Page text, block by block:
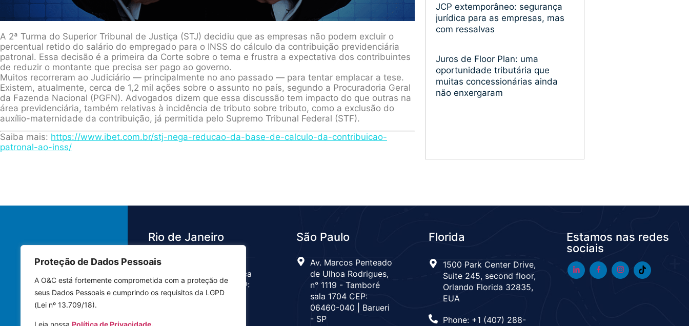
Proteção de Dados Pessoais
A O&C está fortemente comprometida com a proteção de
seus Dados Pessoais e cumprindo os requisitos da LGPD
(Lei nº 13.709/18).
Leia nossa Política de Privacidade.
A 2ª Turma do Superior Tribunal de Justiça (STJ) decidiu que as empresas não podem excluir o
percentual retido do salário do empregado para o INSS do cálculo da contribuição previdenciária
patronal. Essa decisão é a primeira da Corte sobre o tema e frustra a expectativa dos contribuintes
de reduzir o montante que precisa ser pago ao governo.
Muitos recorreram ao Judiciário — principalmente no ano passado — para tentar emplacar a tese.
Existem, atualmente, cerca de 1,2 mil ações sobre o assunto no país, segundo a Procuradoria Geral
da Fazenda Nacional (PGFN). Advogados dizem que essa discussão tem impacto do que outras na
área previdenciária, também relativas à incidência de tributo sobre tributo, como a exclusão do
auxílio-maternidade da contribuição, já permitida pelo Supremo Tribunal Federal (STF).
Saiba mais: https://www.ibet.com.br/stj-nega-reducao-da-base-de-calculo-da-contribuicao-
patronal-ao-inss/
JCP extemporâneo: segurança
jurídica para as empresas, mas
com ressalvas
Juros de Floor Plan: uma
oportunidade tributária que
muitas concessionárias ainda
não enxergaram
Rio de Janeiro
3.500 - Barra da Tijuca
Bloco 4 Sala 442 CEP:
22640-102 | Rio de
São Paulo
Av. Marcos Penteado
de Ulhoa Rodrigues,
n° 1119 - Tamboré
sala 1704 CEP:
06460-040 | Barueri
- SP
Florida
1500 Park Center Drive,
Suite 245, second floor,
Orlando Florida 32835,
EUA
Phone: +1 (407) 288-
Estamos nas redes
sociais